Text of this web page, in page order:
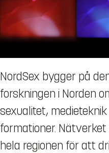
NordSex bygger på
forskningen i Norden
sexualitet,
formationer.
hela regionen för att